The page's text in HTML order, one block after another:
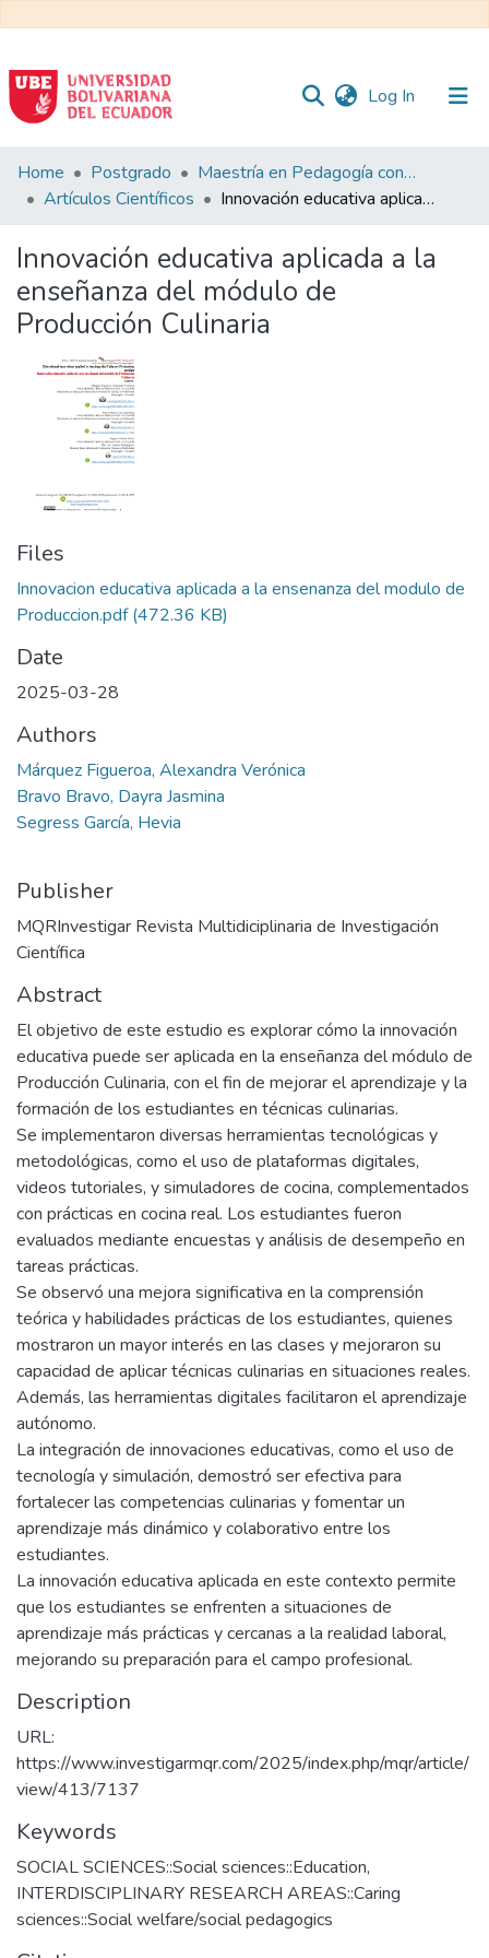
Log In (current)
Communities
&
All of DSpace
Statistics
Home Postgrado
Maestría en Pedagogía con Mención en Formación Técnica y Profesional
Artículos Científicos
Innovación educativa aplicada a la enseñanza del módulo de Producción Culinaria
Innovación educativa aplicada a la
enseñanza del módulo de
Producción Culinaria
Files
Innovacion educativa aplicada a la ensenanza del modulo de
Produccion.pdf(472.36 KB)
Date
2025-03-28
Authors
Márquez Figueroa, Alexandra Verónica
Bravo Bravo, Dayra Jasmina
Segress García, Hevia
Publisher
MQRInvestigar Revista Multidiciplinaria de Investigación
Científica
Abstract
El objetivo de este estudio es explorar cómo la innovación
educativa puede ser aplicada en la enseñanza del módulo de
Producción Culinaria, con el fin de mejorar el aprendizaje y la
formación de los estudiantes en técnicas culinarias.
Se implementaron diversas herramientas tecnológicas y
metodológicas, como el uso de plataformas digitales,
videos tutoriales, y simuladores de cocina, complementados
con prácticas en cocina real. Los estudiantes fueron
evaluados mediante encuestas y análisis de desempeño en
tareas prácticas.
Se observó una mejora significativa en la comprensión
teórica y habilidades prácticas de los estudiantes, quienes
mostraron un mayor interés en las clases y mejoraron su
capacidad de aplicar técnicas culinarias en situaciones reales.
Además, las herramientas digitales facilitaron el aprendizaje
autónomo.
La integración de innovaciones educativas, como el uso de
tecnología y simulación, demostró ser efectiva para
fortalecer las competencias culinarias y fomentar un
aprendizaje más dinámico y colaborativo entre los
estudiantes.
La innovación educativa aplicada en este contexto permite
que los estudiantes se enfrenten a situaciones de
aprendizaje más prácticas y cercanas a la realidad laboral,
mejorando su preparación para el campo profesional.
Description
URL:
https://www.investigarmqr.com/2025/index.php/mqr/article/
view/413/7137
Keywords
SOCIAL SCIENCES::Social sciences::Education,
INTERDISCIPLINARY RESEARCH AREAS::Caring
sciences::Social welfare/social pedagogics